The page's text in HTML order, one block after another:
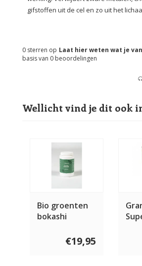
gifstoffen uit de cel en zo uit het
Laat hier weten wat je
0 sterren op
basis van 0 beoordelingen
Wellicht vind je dit ook
Bio groenten
bokashi
€19,95